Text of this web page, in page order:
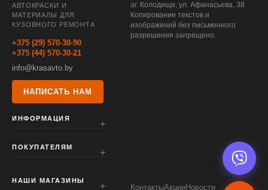
АВТОКРАСКИ И
МАТЕРИАЛЫ ДЛЯ
КУЗОВНОГО РЕМОНТА
+375 (29) 570-30-90
+375 (44) 570-30-21
info@krasavto.by
НАПИСАТЬ НАМ
ИНФОРМАЦИЯ
ПОКУПАТЕЛЯМ
НАШИ МАГАЗИНЫ
аг. Колодищи, ул. Афанасьева, 38
Копирование текстов и
изображений без письменного
разрешения запрещено.
КонтактыАкцииНовости